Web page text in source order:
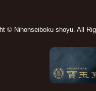
© Nihonseiboku shoyu. All